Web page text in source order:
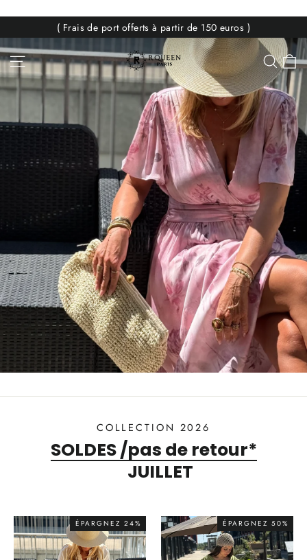
contenu
( Frais de port offerts à partir de 150 euros )
Navigation
RQUEEN
Paris
COLLECTION 2026
SOLDES /pas de retour*
JUILLET
ÉPARGNEZ 24% ÉPARGNEZ 50%